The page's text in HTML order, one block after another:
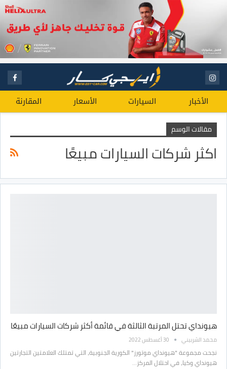
الأخبار السيارات الأسعار المقارنة
مقالات الوسم
اكثر شركات السيارات مبيعًا
هيونداي تحتل المرتبة الثالثة في قائمة أكثر شركات السيارات مبيعًا
محمد الشربيني 30 أغسطس 2022
نجحت مجموعة "هيونداي موتورز" الكورية الجنوبية، التي تمتلك العلامتين التجارتين
هيونداي وكيا، في احتلال المركز…